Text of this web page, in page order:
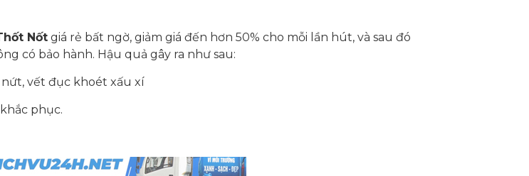
Nốt giá rẻ bất ngờ, giảm giá đến hơn 50% cho mỗi lần hút, và sau đó
có bảo hành. Hậu quả gây ra như sau:
vết đục khoét xấu xí
phục.